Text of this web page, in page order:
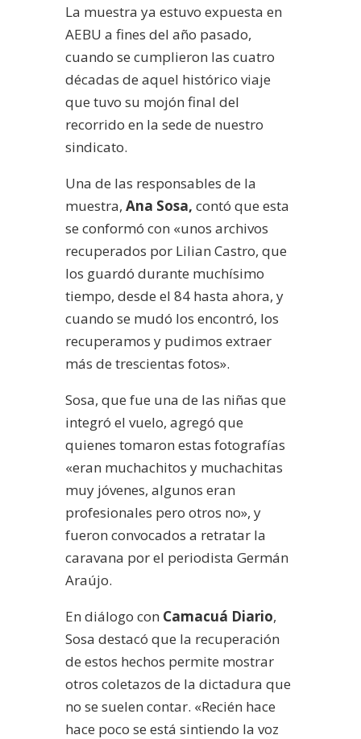
La muestra ya estuvo expuesta en
AEBU a fines del año pasado,
cuando se cumplieron las cuatro
décadas de aquel histórico viaje
que tuvo su mojón final del
recorrido en la sede de nuestro
sindicato.
Una de las responsables de la
muestra, Ana Sosa, contó que esta
se conformó con «unos archivos
recuperados por Lilian Castro, que
los guardó durante muchísimo
tiempo, desde el 84 hasta ahora, y
cuando se mudó los encontró, los
recuperamos y pudimos extraer
más de trescientas fotos».
Sosa, que fue una de las niñas que
integró el vuelo, agregó que
quienes tomaron estas fotografías
«eran muchachitos y muchachitas
muy jóvenes, algunos eran
profesionales pero otros no», y
fueron convocados a retratar la
caravana por el periodista Germán
Araújo.
En diálogo con Camacuá Diario,
Sosa destacó que la recuperación
de estos hechos permite mostrar
otros coletazos de la dictadura que
no se suelen contar. «Recién hace
hace poco se está sintiendo la voz